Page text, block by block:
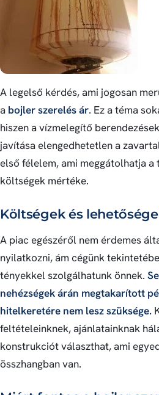
A legelső kérdés, ami jogosan
a bojler szerelés ár. Ez a téma
hiszen a vízmelegítő
javítása elengedhetetlen a
első félelem, ami meggátolhatja a
költségek mértéke.
Költségek és
A piac egészéről nem érdemes
nyilatkozni, ám cégünk
tényekkel szolgálhatunk önnek.
nehézségek árán megtakarított
hitelkeretére nem lesz szüksége.
feltételeinknek, ajánlatainknak
konstrukciót választhat, ami
összhangban van.